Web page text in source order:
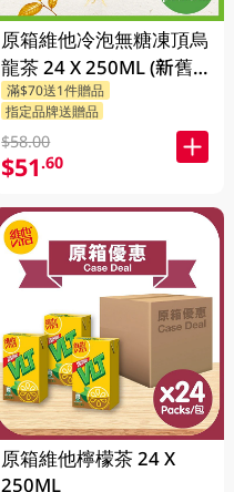
原箱維他冷泡無糖凍頂烏
龍茶 24 X 250ML (新舊包
裝隨機發貨)
滿$70送1件贈品
指定品牌送贈品
$58.00
$51.60
原箱維他檸檬茶 24 X
250ML